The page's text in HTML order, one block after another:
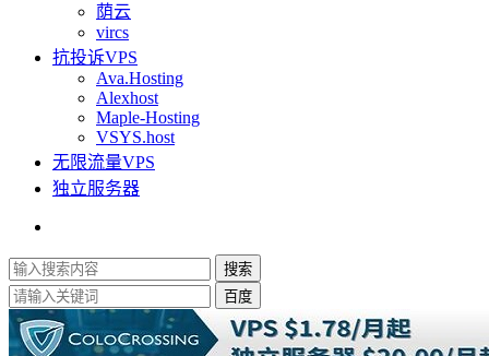
荫云
vircs
抗投诉VPS
Ava.Hosting
Alexhost
Maple-Hosting
VSYS.host
无限流量VPS
独立服务器